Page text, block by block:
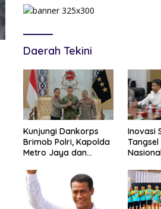
Daerah Tekini
Kunjungi Dankorps
Brimob Polri, Kapolda
Metro Jaya dan
Perkuat Soliditas TNI-
Polri
Inovasi